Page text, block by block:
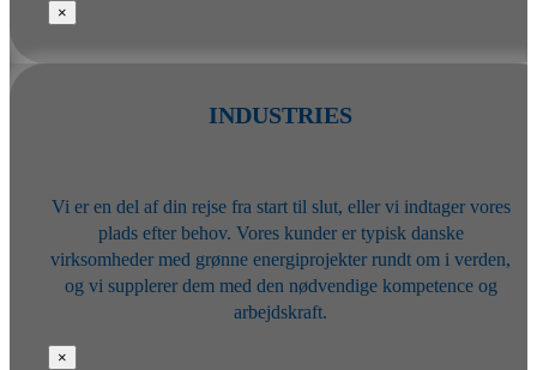
×
INDUSTRIES
Vi er en del af din rejse fra start til slut, eller vi indtager vores
plads efter behov. Vores kunder er typisk danske
virksomheder med grønne energiprojekter rundt om i verden,
og vi supplerer dem med den nødvendige kompetence og
arbejdskraft.
×